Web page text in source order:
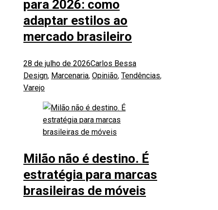
para 2026: como
adaptar estilos ao
mercado brasileiro
28 de julho de 2026Carlos Bessa
Design, Marcenaria, Opinião, Tendências,
Varejo
Milão não é destino. É
estratégia para marcas
brasileiras de móveis